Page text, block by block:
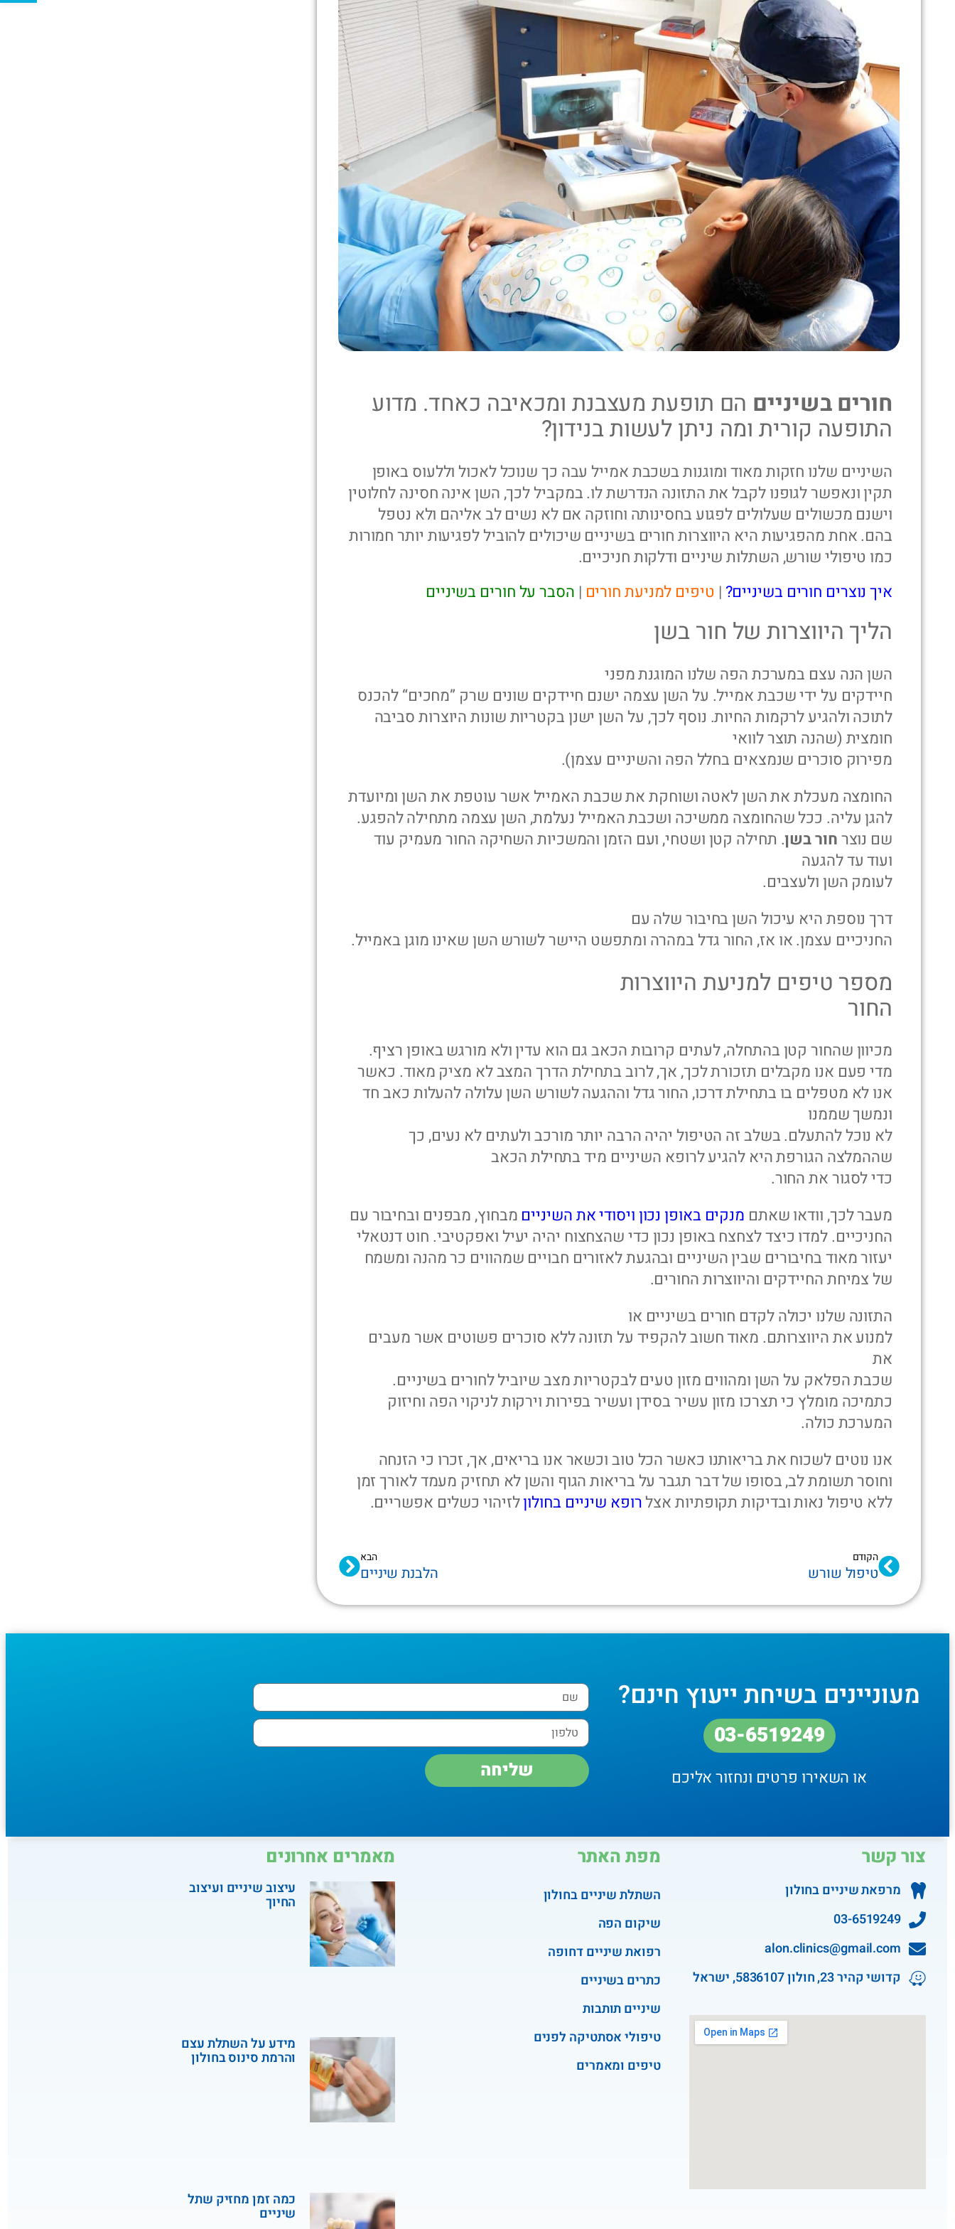
חורים בשיניים הם תופעת מעצבנת ומכאיבה כאחד. מדוע
התופעה קורית ומה ניתן לעשות בנידון?
השיניים שלנו חזקות מאוד ומוגנות בשכבת אמייל עבה כך שנוכל לאכול וללעוס באופן
תקין ונאפשר לגופנו לקבל את התזונה הנדרשת לו. במקביל לכך, השן אינה חסינה לחלוטין
וישנם מכשולים שעלולים לפגוע בחסינותה וחוזקה אם לא נשים לב אליהם ולא נטפל
בהם. אחת מהפגיעות היא היווצרות חורים בשיניים שיכולים להוביל לפגיעות יותר חמורות
כמו טיפולי שורש, השתלות שיניים ודלקות חניכיים.
איך נוצרים חורים בשיניים?| טיפים למניעת חורים | הסבר על חורים בשיניים
הליך היווצרות של חור בשן
השן הנה עצם במערכת הפה שלנו המוגנת מפני
חיידקים על ידי שכבת אמייל. על השן עצמה ישנם חיידקים שונים שרק ”מחכים“ להכנס
לתוכה ולהגיע לרקמות החיות. נוסף לכך, על השן ישנן בקטריות שונות היוצרות סביבה
חומצית (שהנה תוצר לוואי
מפירוק סוכרים שנמצאים בחלל הפה והשיניים עצמן).
החומצה מעכלת את השן לאטה ושוחקת את שכבת האמייל אשר עוטפת את השן ומיועדת
להגן עליה. ככל שהחומצה ממשיכה ושכבת האמייל נעלמת, השן עצמה מתחילה להפגע.
שם נוצרחור בשן. תחילה קטן ושטחי, ועם הזמן והמשכיות השחיקה החור מעמיק עוד
ועוד עד להגעה
לעומק השן ולעצבים.
דרך נוספת היא עיכול השן בחיבור שלה עם
החניכיים עצמן. או אז, החור גדל במהרה ומתפשט היישר לשורש השן שאינו מוגן באמייל.
מספר טיפים למניעת היווצרות
החור
מכיוון שהחור קטן בהתחלה, לעתים קרובות הכאב גם הוא עדין ולא מורגש באופן רציף.
מדי פעם אנו מקבלים תזכורת לכך, אך, לרוב בתחילת הדרך המצב לא מציק מאוד. כאשר
אנו לא מטפלים בו בתחילת דרכו, החור גדל וההגעה לשורש השן עלולה להעלות כאב חד
ונמשך שממנו
לא נוכל להתעלם. בשלב זה הטיפול יהיה הרבה יותר מורכב ולעתים לא נעים, כך
שההמלצה הגורפת היא להגיע לרופא השיניים מיד בתחילת הכאב
כדי לסגור את החור.
מעבר לכך, וודאו שאתם מנקים באופן נכון ויסודי את השיניים מבחוץ, מבפנים ובחיבור עם
החניכיים. למדו כיצד לצחצח באופן נכון כדי שהצחצוח יהיה יעיל ואפקטיבי. חוט דנטאלי
יעזור מאוד בחיבורים שבין השיניים ובהגעת לאזורים חבויים שמהווים כר מהנה ומשמח
של צמיחת החיידקים והיווצרות החורים.
התזונה שלנו יכולה לקדם חורים בשיניים או
למנוע את היווצרותם. מאוד חשוב להקפיד על תזונה ללא סוכרים פשוטים אשר מעבים
את
שכבת הפלאק על השן ומהווים מזון טעים לבקטריות מצב שיוביל לחורים בשיניים.
כתמיכה מומלץ כי תצרכו מזון עשיר בסידן ועשיר בפירות וירקות לניקוי הפה וחיזוק
המערכת כולה.
אנו נוטים לשכוח את בריאותנו כאשר הכל טוב וכשאר אנו בריאים, אך, זכרו כי הזנחה
וחוסר תשומת לב, בסופו של דבר תגבר על בריאות הגוף והשן לא תחזיק מעמד לאורך זמן
ללא טיפול נאות ובדיקות תקופתיות אצלרופא שיניים בחולוןלזיהוי כשלים אפשריים.
הקודם
טיפול שורש
הבא
הלבנת שיניים
מעוניינים בשיחת ייעוץ חינם?
03-6519249
או השאירו פרטים ונחזור אליכם שליחה
צור קשר
מרפאת שיניים בחולון
03-6519249
alon.clinics@gmail.com
קדושי קהיר 23, חולון 5836107, ישראל
מפת האתר
השתלת שיניים בחולון
שיקום הפה
רפואת שיניים דחופה
כתרים בשיניים
שיניים תותבות
טיפולי אסתטיקה לפנים
טיפים ומאמרים
מאמרים אחרונים
עיצוב שיניים ועיצוב
החיוך
מידע על השתלת עצם
והרמת סינוס בחולון
כמה זמן מחזיק שתל
שיניים